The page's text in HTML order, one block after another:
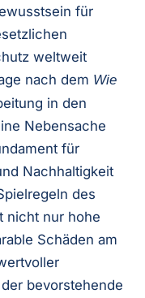
für
weltweit
nach dem Wie
in den
Nebensache
für
Nachhaltigkeit
des
nicht nur hohe
Schäden am
bevorstehende